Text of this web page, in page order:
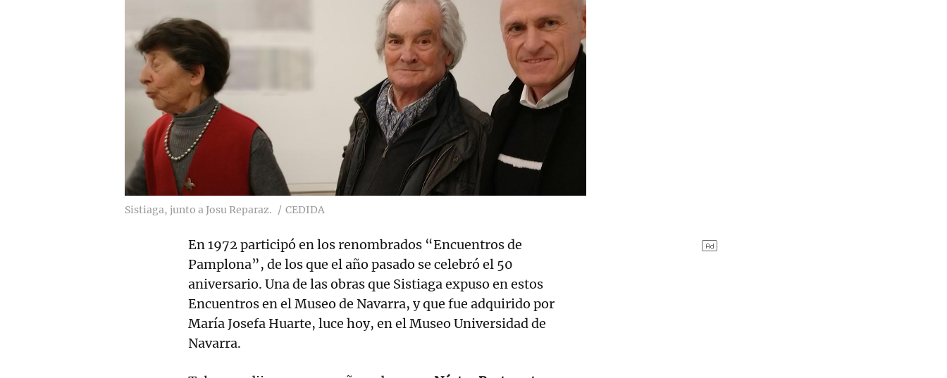
Sistiaga, junto a Josu Reparaz. CEDIDA
En 1972 participó en los renombrados “Encuentros de
Pamplona”, de los que el año pasado se celebró el 50
aniversario. Una de las obras que Sistiaga expuso en estos
Encuentros en el Museo de Navarra, y que fue adquirido por
María Josefa Huarte, luce hoy, en el Museo Universidad de
Navarra.